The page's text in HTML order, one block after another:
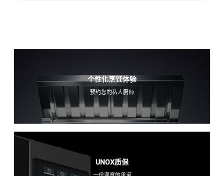
个性化烹饪体验
预约您的私人厨师
UNOX质保